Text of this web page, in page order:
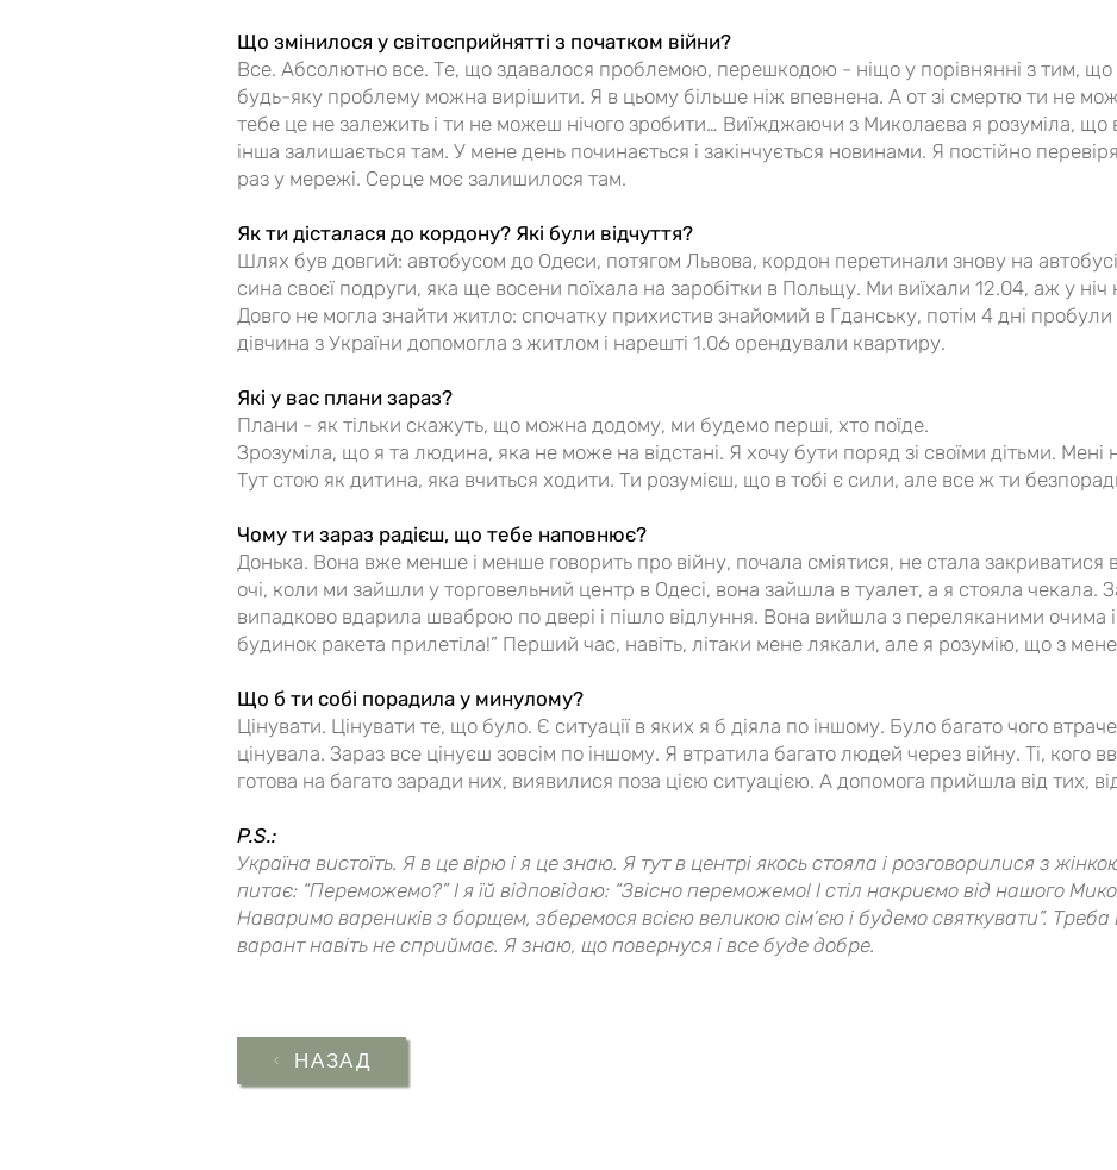
Що змінилося у світосприйнятті з початком війни?
Все. Абсолютно все. Те, що здавалося проблемою, перешкодою - ніщо у порівнянні з тим,
будь-яку проблему можна вирішити. Я в цьому більше ніж впевнена. А от зі смертю ти не
тебе це не залежить і ти не можеш нічого зробити… Виїжджаючи з Миколаєва я розуміла,
інша залишається там. У мене день починається і закінчується новинами. Я постійно
раз у мережі. Серце моє залишилося там.
Як ти дісталася до кордону? Які були відчуття?
Шлях був довгий: автобусом до Одеси, потягом Львова, кордон перетинали знову на
сина своєї подруги, яка ще восени поїхала на заробітки в Польщу. Ми виїхали 12.04, аж у
Довго не могла знайти житло: спочатку прихистив знайомий в Гданську, потім 4 дні пробули
дівчина з України допомогла з житлом і нарешті 1.06 орендували квартиру.
Які у вас плани зараз?
Плани - як тільки скажуть, що можна додому, ми будемо перші, хто поїде.
Зрозуміла, що я та людина, яка не може на відстані. Я хочу бути поряд зі своїми дітьми.
Тут стою як дитина, яка вчиться ходити. Ти розумієш, що в тобі є сили, але все ж ти
Чому ти зараз радієш, що тебе наповнює?
Донька. Вона вже менше і менше говорить про війну, почала сміятися, не стала закриватися в
очі, коли ми зайшли у торговельний центр в Одесі, вона зайшла в туалет, а я стояла
випадково вдарила шваброю по двері і пішло відлуння. Вона вийшла з переляканими очима
будинок ракета прилетіла!” Перший час, навіть, літаки мене лякали, але я розумію, що з
Що б ти собі порадила у минулому?
Цінувати. Цінувати те, що було. Є ситуації в яких я б діяла по іншому. Було багато чого
цінувала. Зараз все цінуєш зовсім по іншому. Я втратила багато людей через війну. Ті, кого
готова на багато заради них, виявилися поза цією ситуацією. А допомога прийшла від тих, від
P.S.:
Україна вистоїть. Я в це вірю і я це знаю. Я тут в центрі якось стояла і розговорилися з
питає: “Переможемо?” І я їй відповідаю: “Звісно переможемо! І стіл накриємо від нашого
Наваримо вареників з борщем, зберемося всією великою сім’єю і будемо святкувати”.
варант навіть не сприймає. Я знаю, що повернуся і все буде добре.
НАЗАД